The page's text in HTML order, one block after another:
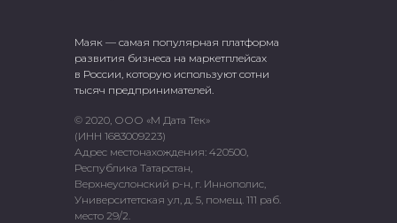
Маяк — самая популярная платформа
развития бизнеса на маркетплейсах
в России, которую используют сотни
тысяч предпринимателей.
© 2020, ООО «М Дата Тек»
(ИНН 1683009223)
Адрес местонахождения: 420500,
Республика Татарстан,
Верхнеуслонский р-н, г. Иннополис,
Университетская ул, д. 5, помещ. 111 раб.
место 29/2.